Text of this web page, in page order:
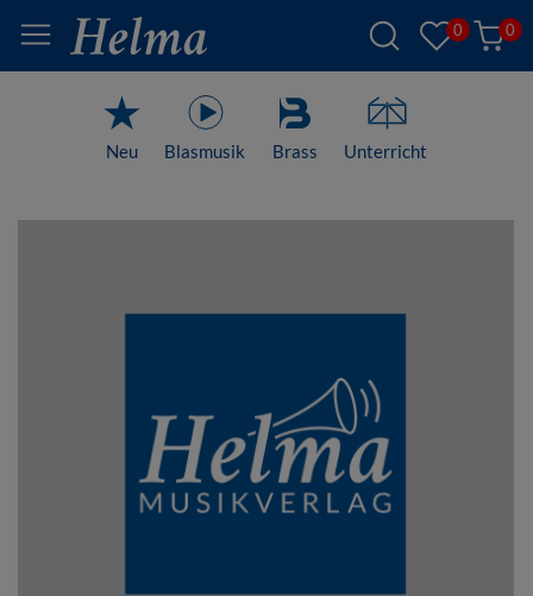
0 0
Neu Blasmusik Brass Unterricht